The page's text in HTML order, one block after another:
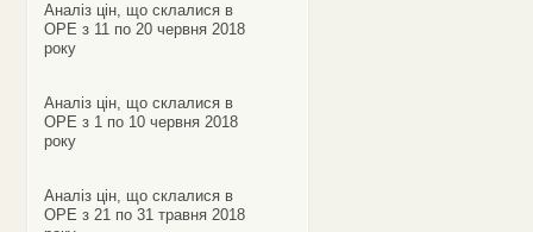
Аналіз цін, що склалися в
ОРЕ з 11 по 20 червня 2018
року
Аналіз цін, що склалися в
ОРЕ з 1 по 10 червня 2018
року
Аналіз цін, що склалися в
ОРЕ з 21 по 31 травня 2018